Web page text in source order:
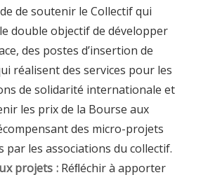
de soutenir le Collectif qui
double objectif de développer
des postes d’insertion de
réalisent des services pour les
de solidarité internationale et
les prix de la Bourse aux
des micro-projets
par les associations du collectif.
projets :Réﬂéchir à apporter